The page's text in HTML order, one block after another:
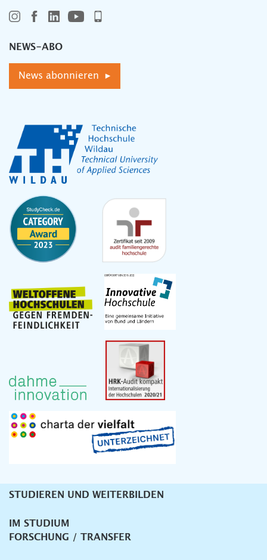
NEWS-ABO
News abonnieren ▸
Unternavigation
STUDIEREN UND WEITERBILDEN
IM STUDIUM
FORSCHUNG / TRANSFER